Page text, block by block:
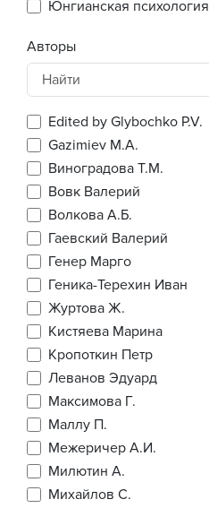
Юнгианская психология
Авторы
Edited by Glybochko P.V.
Gazimiev M.A.
Виноградова Т.М.
Вовк Валерий
Волкова А.Б.
Гаевский Валерий
Генер Марго
Геника-Терехин Иван
Журтова Ж.
Кистяева Марина
Кропоткин Петр
Леванов Эдуард
Максимова Г.
Маллу П.
Межеричер А.И.
Милютин А.
Михайлов С.